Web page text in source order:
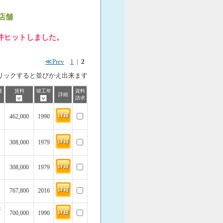
舗
ットしました。
≪Prev 1
2
ックすると並びかえ出来ます
賃料 竣工年
詳細
資料
請求
462,000 1990
308,000 1979
308,000 1979
767,800 2016
700,000 1990